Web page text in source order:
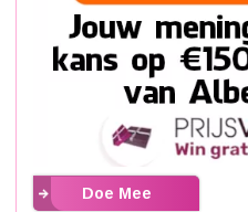
Doe Mee